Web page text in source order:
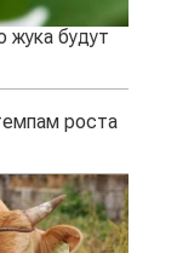
жука будут
роста